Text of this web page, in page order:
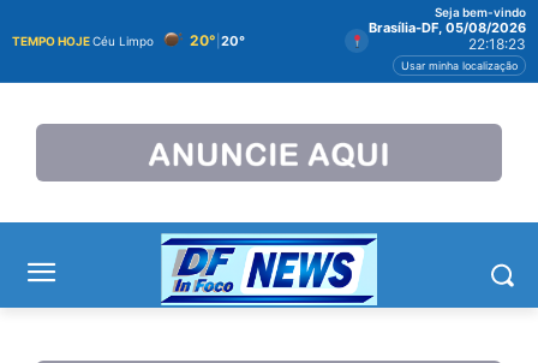
TEMPO HOJECéu Limpo 20° 20°
Seja bem-vindo
Brasília-DF, 05/08/2026
22:18:24
Usar minha localização